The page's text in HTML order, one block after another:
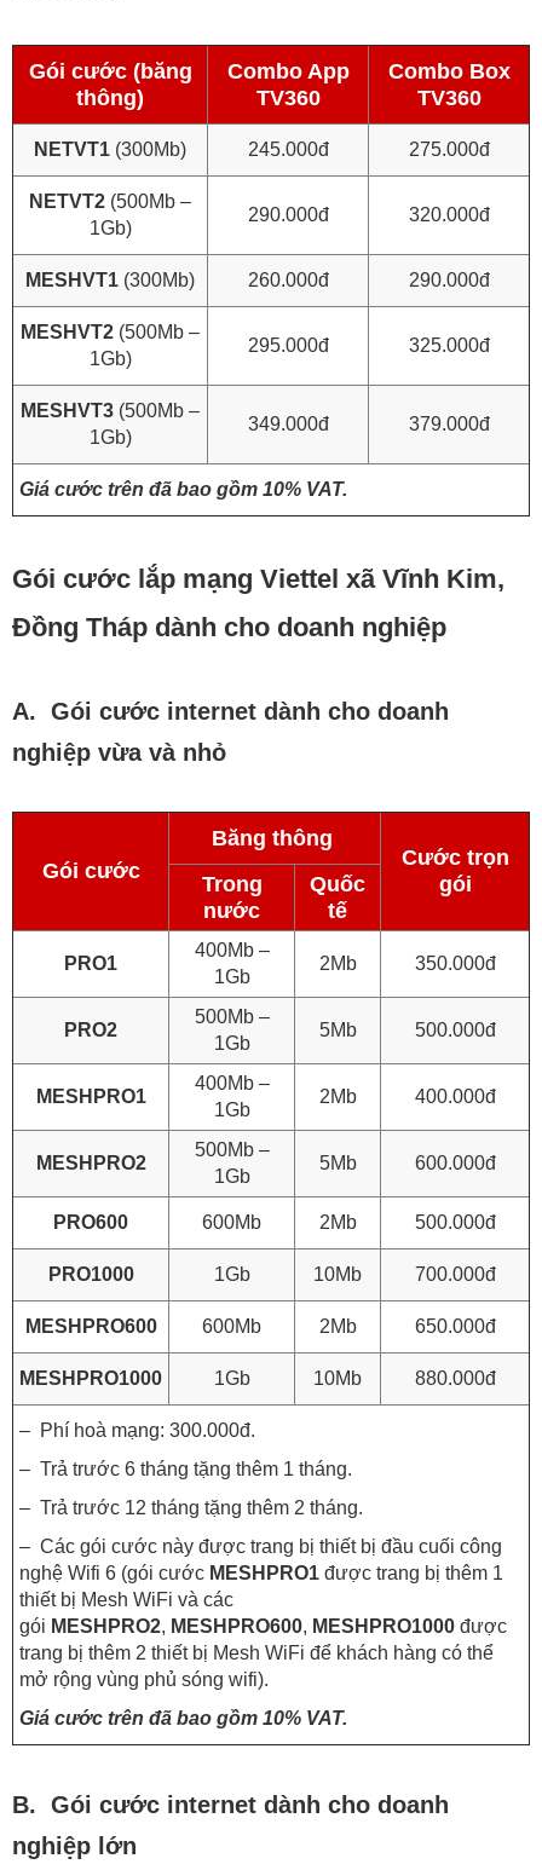
Gói cước (băng
thông)
Combo App
TV360
Combo Box
TV360
NETVT1 (300Mb) 245.000đ 275.000đ
NETVT2 (500Mb –
1Gb)
290.000đ 320.000đ
MESHVT1 (300Mb) 260.000đ 290.000đ
MESHVT2 (500Mb –
1Gb)
295.000đ 325.000đ
MESHVT3 (500Mb –
1Gb)
349.000đ 379.000đ
Giá cước trên đã bao gồm 10% VAT.
Gói cước lắp mạng Viettel xã Vĩnh Kim,
Đồng Tháp dành cho doanh nghiệp
A. Gói cước internet dành cho doanh
nghiệp vừa và nhỏ
Gói cước
Băng thông
Cước trọn
gói
Trong
nước
Quốc
tế
PRO1
400Mb –
1Gb
2Mb 350.000đ
PRO2
500Mb –
1Gb
5Mb 500.000đ
MESHPRO1
400Mb –
1Gb
2Mb 400.000đ
MESHPRO2
500Mb –
1Gb
5Mb 600.000đ
PRO600 600Mb 2Mb 500.000đ
PRO1000 1Gb 10Mb 700.000đ
MESHPRO600 600Mb 2Mb 650.000đ
MESHPRO1000 1Gb 10Mb 880.000đ
– Phí hoà mạng: 300.000đ.
– Trả trước 6 tháng tặng thêm 1 tháng.
– Trả trước 12 tháng tặng thêm 2 tháng.
– Các gói cước này được trang bị thiết bị đầu cuối công
nghệ Wifi 6 (gói cước MESHPRO1 được trang bị thêm 1
thiết bị Mesh WiFi và các
gói MESHPRO2, MESHPRO600, MESHPRO1000 được
trang bị thêm 2 thiết bị Mesh WiFi để khách hàng có thể
mở rộng vùng phủ sóng wifi).
Giá cước trên đã bao gồm 10% VAT.
B. Gói cước internet dành cho doanh
nghiệp lớn